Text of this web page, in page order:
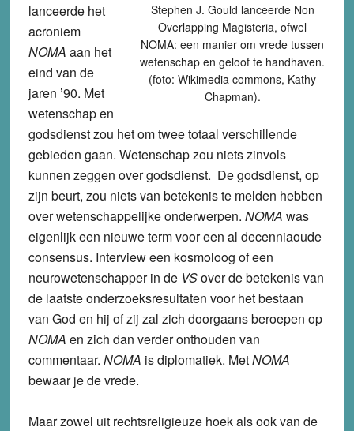
Stephen J. Gould lanceerde Non
Overlapping Magisteria, ofwel
NOMA: een manier om vrede tussen
wetenschap en geloof te handhaven.
(foto: Wikimedia commons, Kathy
Chapman).
lanceerde het
acroniem
NOMA aan het
eind van de
jaren ’90. Met
wetenschap en
godsdienst zou het om twee totaal verschillende
gebieden gaan. Wetenschap zou niets zinvols
kunnen zeggen over godsdienst. De godsdienst, op
zijn beurt, zou niets van betekenis te melden hebben
over wetenschappelijke onderwerpen. NOMA was
eigenlijk een nieuwe term voor een al decenniaoude
consensus. Interview een kosmoloog of een
neurowetenschapper in de VSover de betekenis van
de laatste onderzoeksresultaten voor het bestaan
van God en hij of zij zal zich doorgaans beroepen op
NOMA en zich dan verder onthouden van
commentaar. NOMA is diplomatiek. MetNOMA
bewaar je de vrede.
Maar zowel uit rechtsreligieuze hoek als ook van de